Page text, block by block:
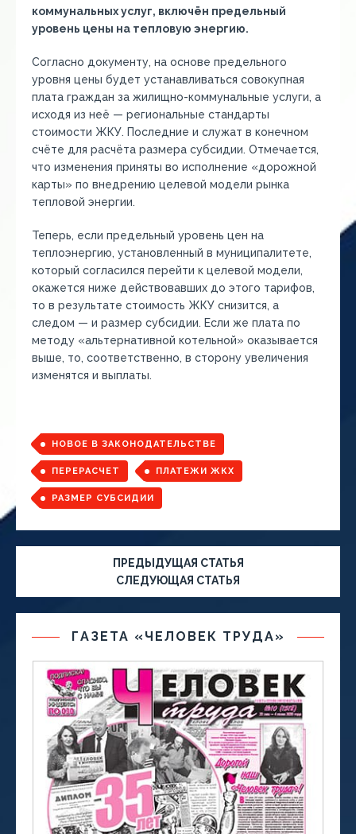
коммунальных услуг, включён предельный
уровень цены на тепловую энергию.
Согласно документу, на основе предельного
уровня цены будет устанавливаться совокупная
плата граждан за жилищно-коммунальные услуги, а
исходя из неё — региональные стандарты
стоимости ЖКУ. Последние и служат в конечном
счёте для расчёта размера субсидии. Отмечается,
что изменения приняты во исполнение «дорожной
карты» по внедрению целевой модели рынка
тепловой энергии.
Теперь, если предельный уровень цен на
теплоэнергию, установленный в муниципалитете,
который согласился перейти к целевой модели,
окажется ниже действовавших до этого тарифов,
то в результате стоимость ЖКУ снизится, а
следом — и размер субсидии. Если же плата по
методу «альтернативной котельной» оказывается
выше, то, соответственно, в сторону увеличения
изменятся и выплаты.
НОВОЕ В ЗАКОНОДАТЕЛЬСТВЕ
ПЕРЕРАСЧЕТ ПЛАТЕЖИ ЖКХ
РАЗМЕР СУБСИДИИ
ПРЕДЫДУЩАЯ СТАТЬЯ
СЛЕДУЮЩАЯ СТАТЬЯ
ГАЗЕТА «ЧЕЛОВЕК ТРУДА»